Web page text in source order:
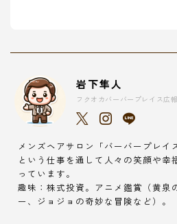
岩下隼人
フクオカバーバープレイス広
メンズヘアサロン「バーバープレイ
という仕事を通して人々の笑顔や幸
っています。
趣味：株式投資。アニメ鑑賞（黄泉
ー、ジョジョの奇妙な冒険など）。